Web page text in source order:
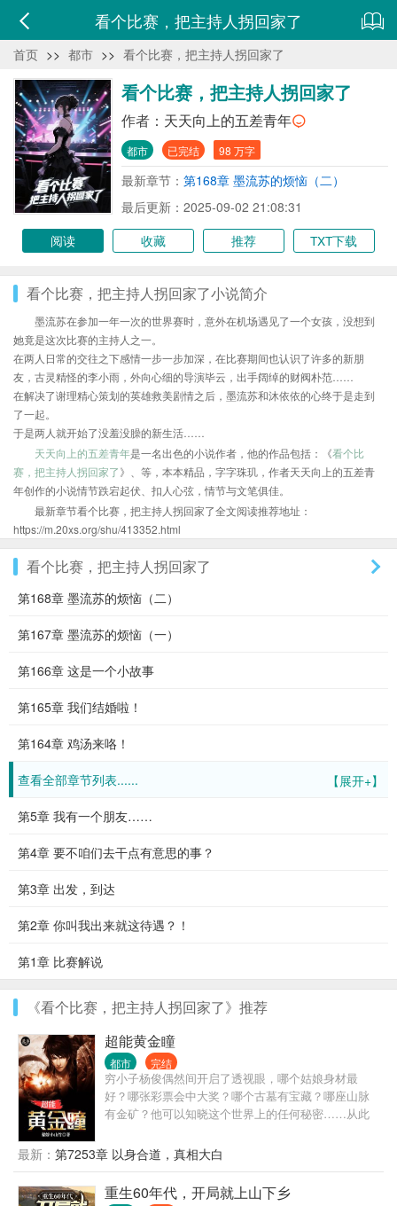
看个比赛，把主持人拐回家了
首页 >> 都市 >> 看个比赛，把主持人拐回家了
看个比赛，把主持人拐回家了
作者： 天天向上的五差青年
都市 已完结 98 万字
最新章节： 第168章 墨流苏的烦恼（二）
最后更新：2025-09-02 21:08:31
阅读
收藏 推荐 TXT下载
看个比赛，把主持人拐回家了小说简介
墨流苏在参加一年一次的世界赛时，意外在机场遇见了一个女孩，没想到
她竟是这次比赛的主持人之一。
在两人日常的交往之下感情一步一步加深，在比赛期间也认识了许多的新朋
友，古灵精怪的李小雨，外向心细的导演毕云，出手阔绰的财阀朴范……
在解决了谢理精心策划的英雄救美剧情之后，墨流苏和沐依依的心终于是走到
了一起。
于是两人就开始了没羞没臊的新生活……
天天向上的五差青年是一名出色的小说作者，他的作品包括：《看个比
赛，把主持人拐回家了》、等，本本精品，字字珠玑，作者天天向上的五差青
年创作的小说情节跌宕起伏、扣人心弦，情节与文笔俱佳。
最新章节看个比赛，把主持人拐回家了全文阅读推荐地址：
https://m.20xs.org/shu/413352.html
看个比赛，把主持人拐回家了
第168章 墨流苏的烦恼（二）
第167章 墨流苏的烦恼（一）
第166章 这是一个小故事
第165章 我们结婚啦！
第164章 鸡汤来咯！
【展开+】
查看全部章节列表......
第5章 我有一个朋友……
第4章 要不咱们去干点有意思的事？
第3章 出发，到达
第2章 你叫我出来就这待遇？！
第1章 比赛解说
《看个比赛，把主持人拐回家了》推荐
超能黄金瞳
都市 完结
穷小子杨俊偶然间开启了透视眼，哪个姑娘身材最
好？哪张彩票会中大奖？哪个古墓有宝藏？哪座山脉
有金矿？他可以知晓这个世界上的任何秘密……从此
最新： 第7253章 以身合道，真相大白
重生60年代，开局就上山下乡